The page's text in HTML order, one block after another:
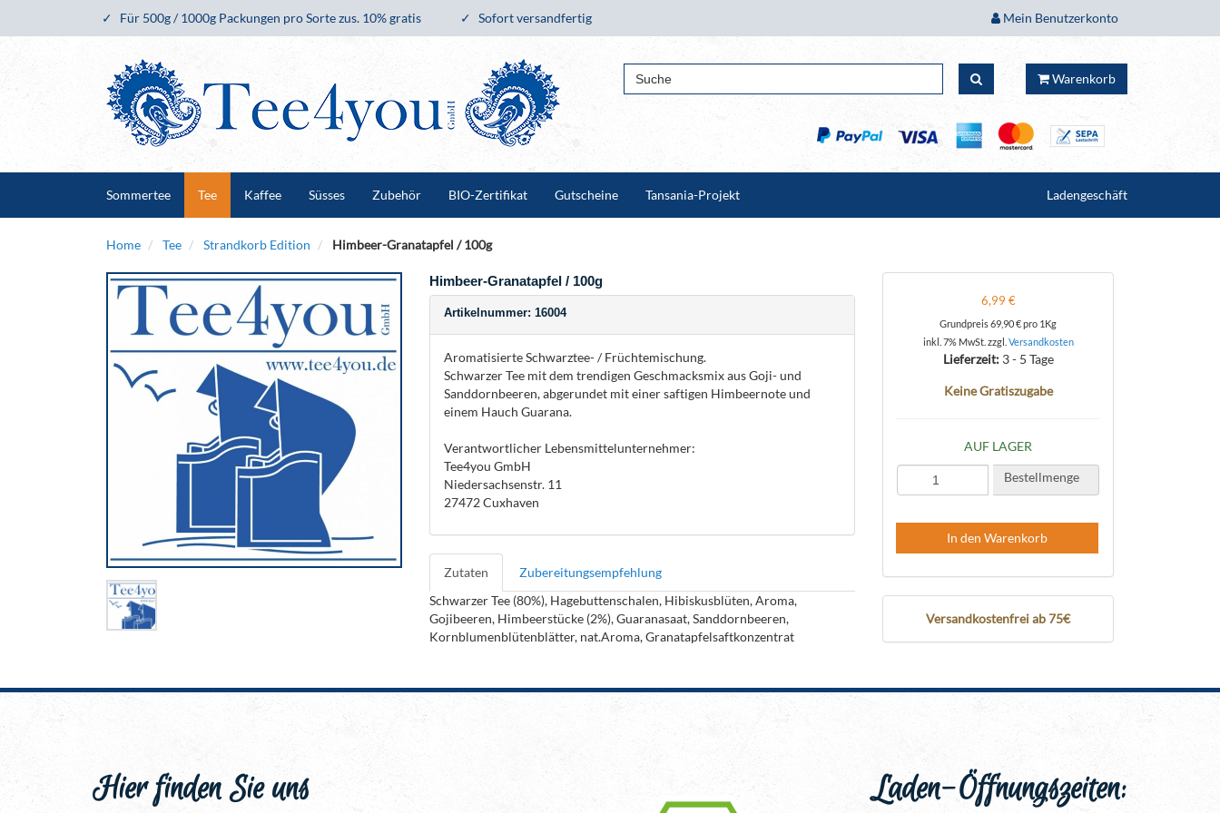
Für 500g / 1000g Packungen pro Sorte zus. 10% gratis Sofort versandfertig Mein Benutzerkonto
Warenkorb
Sommertee Tee Kaffee Süsses Zubehör BIO-Zertifikat Gutscheine Tansania-Projekt Ladengeschäft
Home Tee Strandkorb Edition Himbeer-Granatapfel / 100g
Himbeer-Granatapfel / 100g
Artikelnummer: 16004
Aromatisierte Schwarztee- / Früchtemischung.
Schwarzer Tee mit dem trendigen Geschmacksmix aus Goji- und
Sanddornbeeren, abgerundet mit einer saftigen Himbeernote und
einem Hauch Guarana.
Verantwortlicher Lebensmittelunternehmer:
Tee4you GmbH
Niedersachsenstr. 11
27472 Cuxhaven
Zutaten
Zubereitungsempfehlung
Schwarzer Tee (80%), Hagebuttenschalen, Hibiskusblüten, Aroma,
Gojibeeren, Himbeerstücke (2%), Guaranasaat, Sanddornbeeren,
Kornblumenblütenblätter, nat.Aroma, Granatapfelsaftkonzentrat
6,99 €
Grundpreis69,90 €pro 1Kg
inkl. 7% MwSt. zzgl. Versandkosten
Lieferzeit: 3 - 5 Tage
Keine Gratiszugabe
AUF LAGER
Bestellmenge
In den Warenkorb
Versandkostenfrei ab 75€
Hier finden Sie uns Laden-Öffnungszeiten: